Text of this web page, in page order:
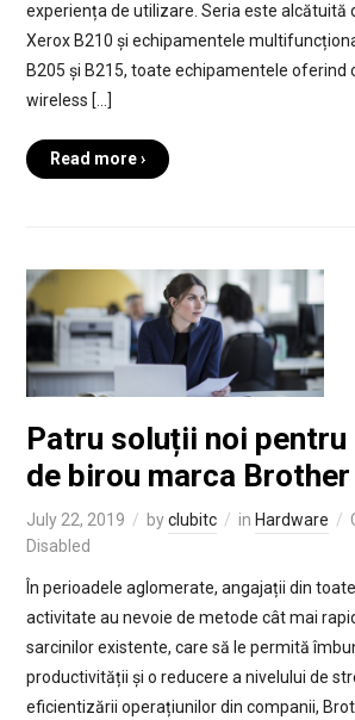
experiența de utilizare. Seria este alcătuită
Xerox B210 și echipamentele
B205 și B215, toate echipamentele oferind
wireless […]
Read more ›
Patru soluții noi
de birou marca Brother
July 22, 2019 byclubitc in Hardware
Disabled
În perioadele aglomerate, angajații din
activitate au nevoie de metode cât mai
sarcinilor existente, care să le permită
productivității și o reducere a nivelului de
eficientizării operațiunilor din companii,